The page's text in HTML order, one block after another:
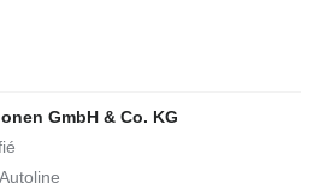
GmbH & Co. KG